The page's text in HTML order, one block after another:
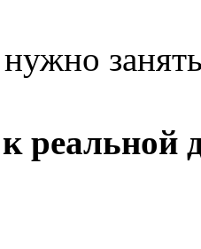
реальной